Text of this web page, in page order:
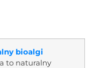
bioalgi
to naturalny